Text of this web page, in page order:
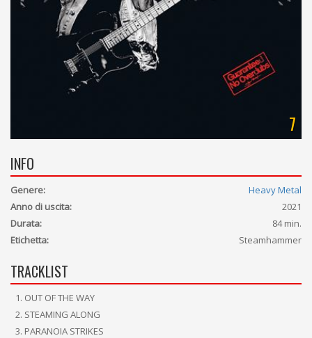
7
INFO
Genere:
Heavy Metal
Anno di uscita:
2021
Durata:
84 min.
Etichetta:
Steamhammer
TRACKLIST
OUT OF THE WAY
STEAMING ALONG
PARANOIA STRIKES